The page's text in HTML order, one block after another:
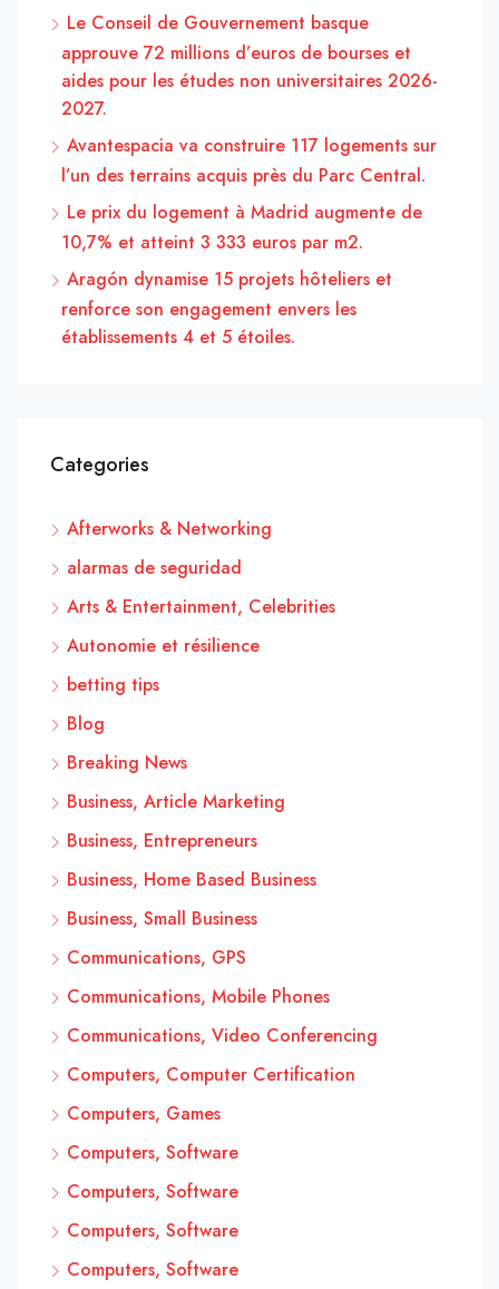
Le Conseil de Gouvernement basque
approuve 72 millions d’euros de bourses et
aides pour les études non universitaires 2026-
2027.
Avantespacia va construire 117 logements sur
l’un des terrains acquis près du Parc Central.
Le prix du logement à Madrid augmente de
10,7% et atteint 3 333 euros par m2.
Aragón dynamise 15 projets hôteliers et
renforce son engagement envers les
établissements 4 et 5 étoiles.
Categories
Afterworks & Networking
alarmas de seguridad
Arts & Entertainment, Celebrities
Autonomie et résilience
betting tips
Blog
Breaking News
Business, Article Marketing
Business, Entrepreneurs
Business, Home Based Business
Business, Small Business
Communications, GPS
Communications, Mobile Phones
Communications, Video Conferencing
Computers, Computer Certification
Computers, Games
Computers, Software
Computers, Software
Computers, Software
Computers, Software